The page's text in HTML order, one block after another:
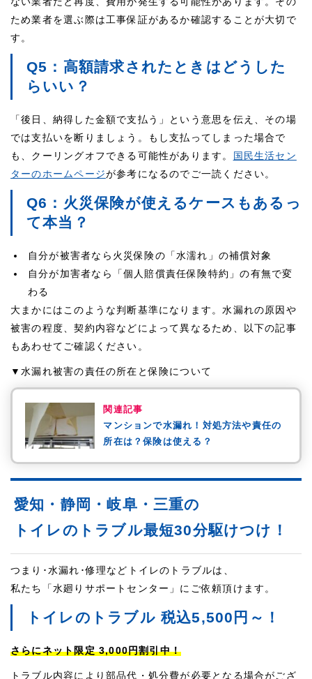
ため業者を選ぶ際は工事保証があるか確認することが大切で
す。
Q5：高額請求されたときはどうした
らいい？
「後日、納得した金額で支払う」という意思を伝え、その場
では支払いを断りましょう。もし支払ってしまった場合で
も、クーリングオフできる可能性があります。 国民生活セン
ターのホームページが参考になるのでご一読ください。
Q6：火災保険が使えるケースもあるっ
て本当？
自分が被害者なら火災保険の「水濡れ」の補償対象
自分が加害者なら「個人賠償責任保険特約」の有無で変
わる
大まかにはこのような判断基準になります。水漏れの原因や
被害の程度、契約内容などによって異なるため、以下の記事
もあわせてご確認ください。
▼水漏れ被害の責任の所在と保険について
関連記事
マンションで水漏れ！対処方法や責任の
所在は？保険は使える？
愛知・静岡・岐阜・三重の
トイレのトラブル最短30分駆けつけ！
つまり･水漏れ･修理などトイレのトラブルは、
私たち「水廻りサポートセンター」にご依頼頂けます。
トイレのトラブル 税込5,500円～！
さらにネット限定 3,000円割引中！
トラブル内容により部品代・処分費が必要となる場合がござ